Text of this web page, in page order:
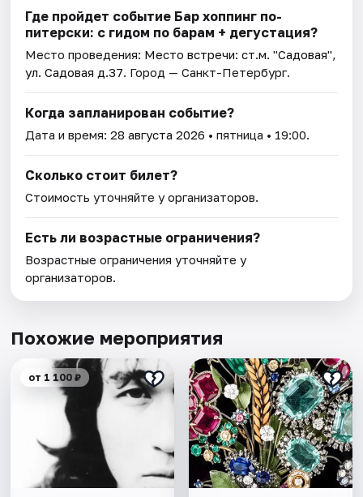
Где пройдет событие Бар хоппинг по-
питерски: с гидом по барам + дегустация?
Место проведения: Место встречи: ст.м. "Садовая",
ул. Садовая д.37. Город — Санкт-Петербург.
Когда запланирован событие?
Дата и время:28 августа 2026 • пятница • 19:00.
Сколько стоит билет?
Стоимость уточняйте у организаторов.
Есть ли возрастные ограничения?
Возрастные ограничения уточняйте у
организаторов.
Похожие мероприятия
от 1 100 ₽